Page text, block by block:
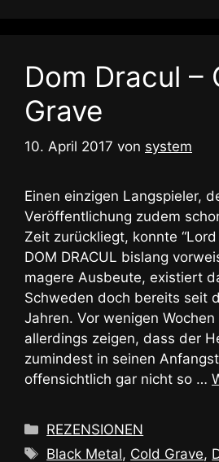
Dom Dracul –
Grave
10. April 2017 von system
Einen einzigen Langspieler,
Veröffentlichung zudem
Zeit zurückliegt, konnte
DOM DRACUL bislang
magere Ausbeute, existiert
Schweden doch bereits seit
Jahren. Vor wenigen
allerdings zeigen, dass der
zumindest in seinen
offensichtlich gar nicht so …
Kategorien
REZENSIONEN
Schlagwörter
Black Metal, Cold Grave,